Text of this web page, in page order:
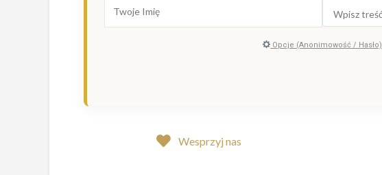
Opcje (Anonimowość / Hasło)
Wesprzyj nas